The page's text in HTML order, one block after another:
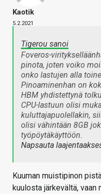
Kaotik
5.2.2021
Tigerou sanoi
Foveros-
pinota, joten voiko
onko lastujen alla
Pinoaminenhan on
HBM yhdistettynä
CPU-lastuun olisi
kuluttajapuolellakin,
olisi vähintään 8GB
työpöytäkäyttöön.
Napsauta
Kuuman muistipinon
kuulosta järkevältä,